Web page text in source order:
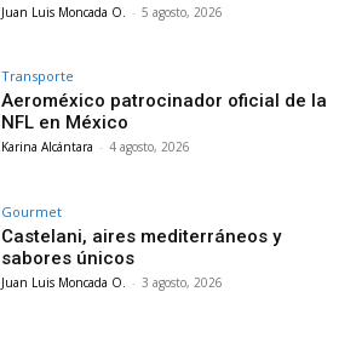
Juan Luis Moncada O. - 5 agosto, 2026
Transporte
Aeroméxico patrocinador oficial de la
NFL en México
Karina Alcántara - 4 agosto, 2026
Gourmet
Castelani, aires mediterráneos y
sabores únicos
Juan Luis Moncada O. - 3 agosto, 2026